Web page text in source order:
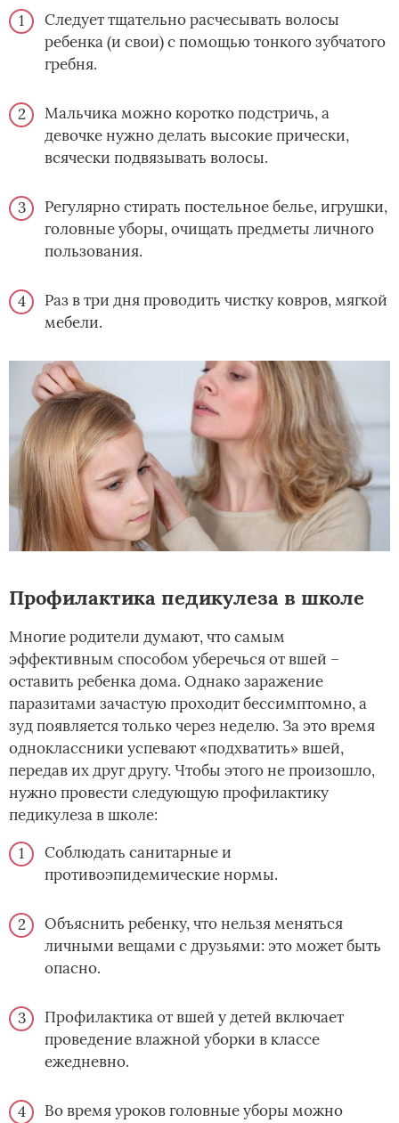
Следует тщательно расчесывать волосы
ребенка (и свои) с помощью тонкого зубчатого
гребня.
Мальчика можно коротко подстричь, а
девочке нужно делать высокие прически,
всячески подвязывать волосы.
Регулярно стирать постельное белье, игрушки,
головные уборы, очищать предметы личного
пользования.
Раз в три дня проводить чистку ковров, мягкой
мебели.
Профилактика педикулеза в школе
Многие родители думают, что самым
эффективным способом уберечься от вшей –
оставить ребенка дома. Однако заражение
паразитами зачастую проходит бессимптомно, а
зуд появляется только через неделю. За это время
одноклассники успевают «подхватить» вшей,
передав их друг другу. Чтобы этого не произошло,
нужно провести следующую профилактику
педикулеза в школе:
Соблюдать санитарные и
противоэпидемические нормы.
Объяснить ребенку, что нельзя меняться
личными вещами с друзьями: это может быть
опасно.
Профилактика от вшей у детей включает
проведение влажной уборки в классе
ежедневно.
Во время уроков головные уборы можно